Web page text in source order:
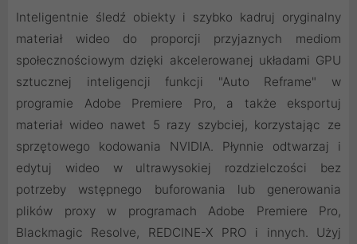
Inteligentnie śledź obiekty i szybko kadruj oryginalny
materiał wideo do proporcji przyjaznych mediom
społecznościowym dzięki akcelerowanej układami GPU
sztucznej inteligencji funkcji "Auto Reframe" w
programie Adobe Premiere Pro, a także eksportuj
materiał wideo nawet 5 razy szybciej, korzystając ze
sprzętowego kodowania NVIDIA. Płynnie odtwarzaj i
edytuj wideo w ultrawysokiej rozdzielczości bez
potrzeby wstępnego buforowania lub generowania
plików proxy w programach Adobe Premiere Pro,
Blackmagic Resolve, REDCINE-X PRO i innych. Użyj